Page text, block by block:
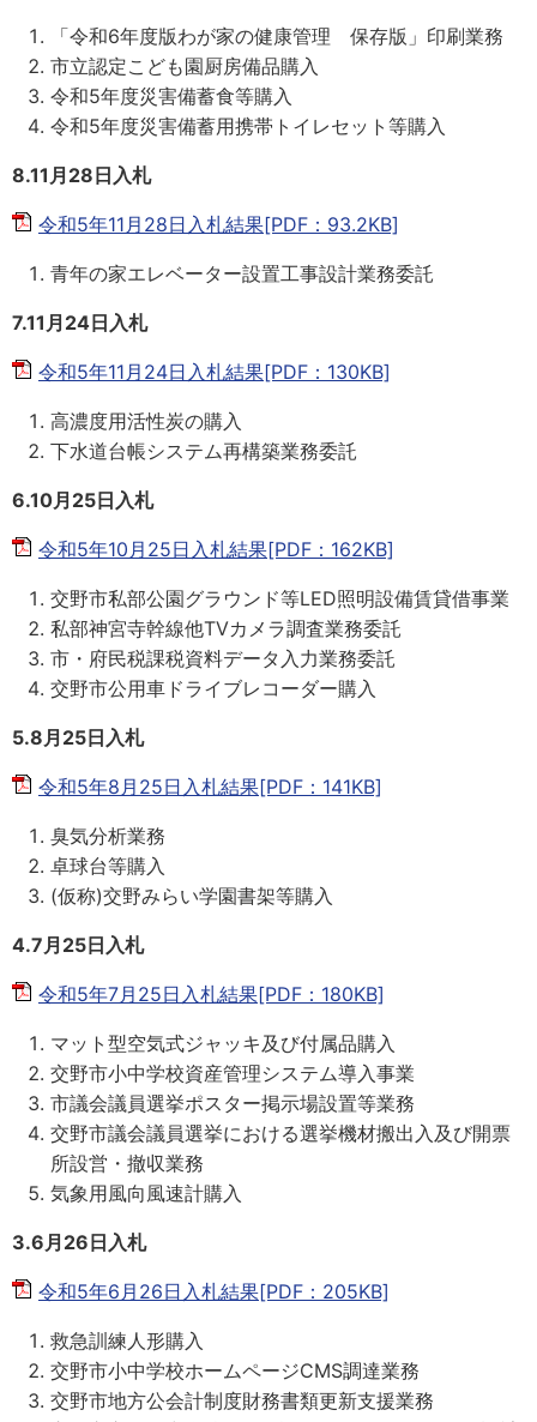
「令和6年度版わが家の健康管理 保存版」印刷業務
市立認定こども園厨房備品購入
令和5年度災害備蓄食等購入
令和5年度災害備蓄用携帯トイレセット等購入
8.11月28日入札
令和5年11月28日入札結果[PDF：93.2KB]
青年の家エレベーター設置工事設計業務委託
7.11月24日入札
令和5年11月24日入札結果[PDF：130KB]
高濃度用活性炭の購入
下水道台帳システム再構築業務委託
6.10月25日入札
令和5年10月25日入札結果[PDF：162KB]
交野市私部公園グラウンド等LED照明設備賃貸借事業
私部神宮寺幹線他TVカメラ調査業務委託
市・府民税課税資料データ入力業務委託
交野市公用車ドライブレコーダー購入
5.8月25日入札
令和5年8月25日入札結果[PDF：141KB]
臭気分析業務
卓球台等購入
(仮称)交野みらい学園書架等購入
4.7月25日入札
令和5年7月25日入札結果[PDF：180KB]
マット型空気式ジャッキ及び付属品購入
交野市小中学校資産管理システム導入事業
市議会議員選挙ポスター掲示場設置等業務
交野市議会議員選挙における選挙機材搬出入及び開票
所設営・撤収業務
気象用風向風速計購入
3.6月26日入札
令和5年6月26日入札結果[PDF：205KB]
救急訓練人形購入
交野市小中学校ホームページCMS調達業務
交野市地方公会計制度財務書類更新支援業務